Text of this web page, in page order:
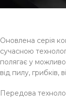
Оновлена ​​серія
сучасною
полягає у
від пилу, грибків,
Передова